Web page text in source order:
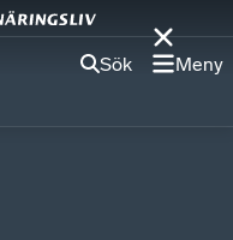
Sök Meny